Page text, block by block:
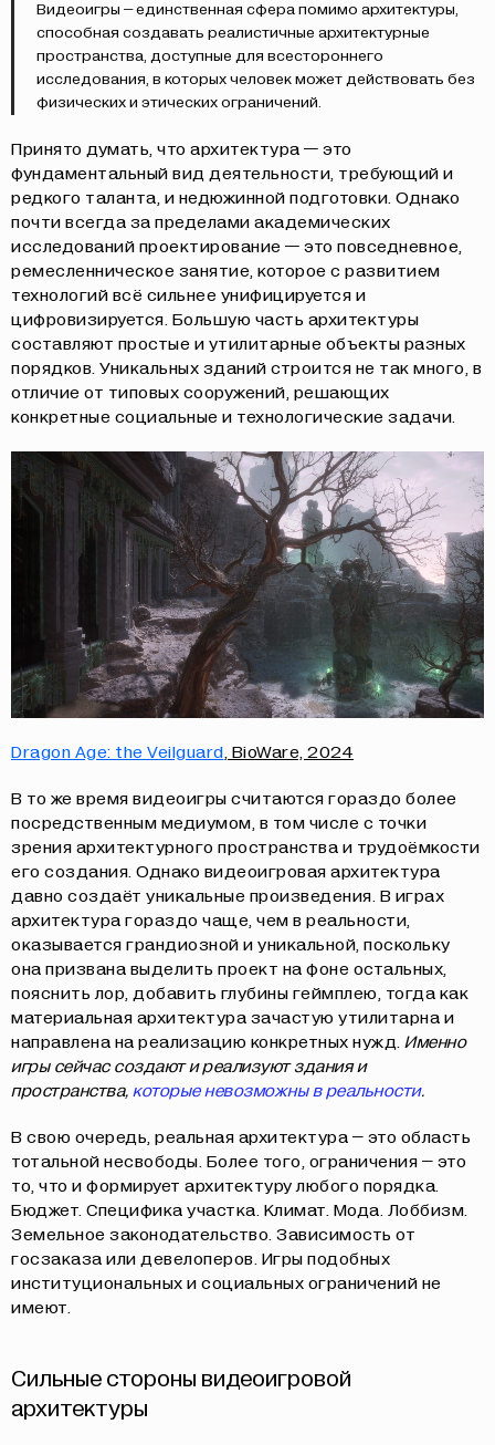
Видеоигры – единственная сфера помимо архитектуры,
способная создавать реалистичные архитектурные
пространства, доступные для всестороннего
исследования, в которых человек может действовать без
физических и этических ограничений.
Принято думать, что архитектура — это
фундаментальный вид деятельности, требующий и
редкого таланта, и недюжинной подготовки. Однако
почти всегда за пределами академических
исследований проектирование — это повседневное,
ремесленническое занятие, которое с развитием
технологий всё сильнее унифицируется и
цифровизируется. Большую часть архитектуры
составляют простые и утилитарные объекты разных
порядков. Уникальных зданий строится не так много, в
отличие от типовых сооружений, решающих
конкретные социальные и технологические задачи.
Dragon Age: the Veilguard , BioWare, 2024
В то же время видеоигры считаются гораздо более
посредственным медиумом, в том числе с точки
зрения архитектурного пространства и трудоёмкости
его создания. Однако видеоигровая архитектура
давно создаёт уникальные произведения. В играх
архитектура гораздо чаще, чем в реальности,
оказывается грандиозной и уникальной, поскольку
она призвана выделить проект на фоне остальных,
пояснить лор, добавить глубины геймплею, тогда как
материальная архитектура зачастую утилитарна и
направлена на реализацию конкретных нужд. Именно
игры сейчас создают и реализуют здания и
пространства, которые невозможны в реальности.
В свою очередь, реальная архитектура – это область
тотальной несвободы. Более того, ограничения – это
то, что и формирует архитектуру любого порядка.
Бюджет. Специфика участка. Климат. Мода. Лоббизм.
Земельное законодательство. Зависимость от
госзаказа или девелоперов. Игры подобных
институциональных и социальных ограничений не
имеют.
Сильные стороны видеоигровой
архитектуры